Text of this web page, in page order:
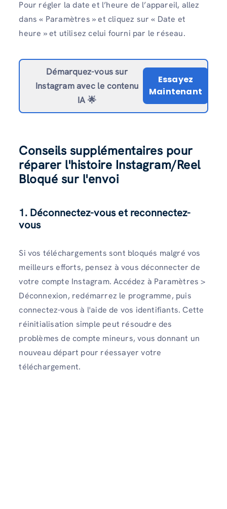
Pour régler la date et l’heure de l’appareil, allez
dans « Paramètres » et cliquez sur « Date et
heure » et utilisez celui fourni par le réseau.
Démarquez-vous sur
Instagram avec le contenu
IA 🌟
Essayez
Maintenant
Conseils supplémentaires pour
réparer l'histoire Instagram/Reel
Bloqué sur l'envoi
1. Déconnectez-vous et reconnectez-
vous
Si vos téléchargements sont bloqués malgré vos
meilleurs efforts, pensez à vous déconnecter de
votre compte Instagram. Accédez à Paramètres >
Déconnexion, redémarrez le programme, puis
connectez-vous à l'aide de vos identifiants. Cette
réinitialisation simple peut résoudre des
problèmes de compte mineurs, vous donnant un
nouveau départ pour réessayer votre
téléchargement.